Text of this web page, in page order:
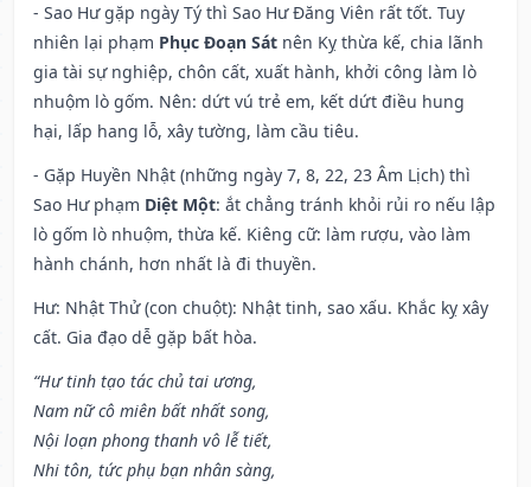
- Sao Hư gặp ngày Tý thì Sao Hư Đăng Viên rất tốt. Tuy
nhiên lại phạm Phục Đoạn Sát nên Kỵ thừa kế, chia lãnh
gia tài sự nghiệp, chôn cất, xuất hành, khởi công làm lò
nhuộm lò gốm. Nên: dứt vú trẻ em, kết dứt điều hung
hại, lấp hang lỗ, xây tường, làm cầu tiêu.
- Gặp Huyền Nhật (những ngày 7, 8, 22, 23 Âm Lịch) thì
Sao Hư phạm Diệt Một: ắt chẳng tránh khỏi rủi ro nếu lập
lò gốm lò nhuộm, thừa kế. Kiêng cữ: làm rượu, vào làm
hành chánh, hơn nhất là đi thuyền.
Hư: Nhật Thử (con chuột): Nhật tinh, sao xấu. Khắc kỵ xây
cất. Gia đạo dễ gặp bất hòa.
“Hư tinh tạo tác chủ tai ương,
Nam nữ cô miên bất nhất song,
Nội loạn phong thanh vô lễ tiết,
Nhi tôn, tức phụ bạn nhân sàng,